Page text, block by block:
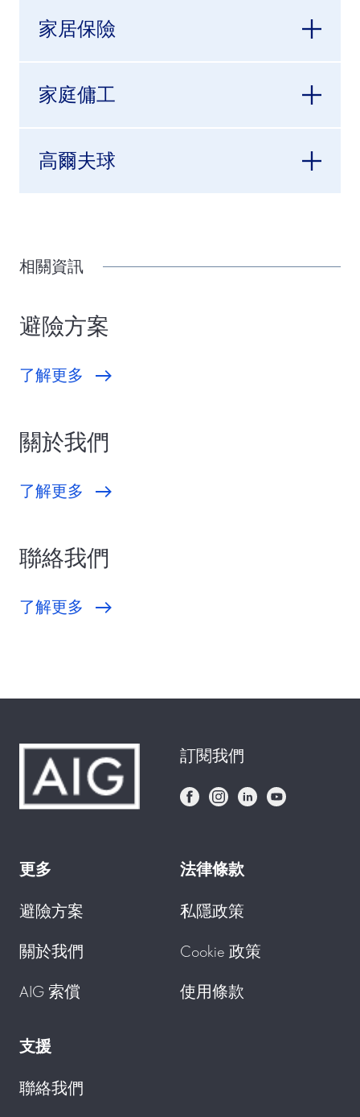
家居保險
家庭傭工
高爾夫球
相關資訊
避險方案
了解更多
關於我們
了解更多
聯絡我們
了解更多
訂閱我們
更多
避險方案
關於我們
AIG 索償
法律條款
私隱政策
Cookie 政策
使用條款
支援
聯絡我們